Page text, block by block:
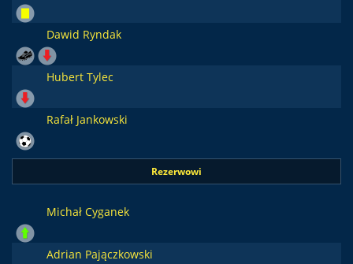
Dawid Ryndak
Hubert Tylec
Rafał Jankowski
Rezerwowi
Michał Cyganek
Adrian Pajączkowski